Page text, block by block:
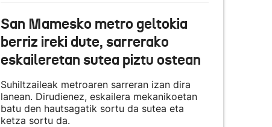
San Mamesko metro geltokia
berriz ireki dute, sarrerako
eskaileretan sutea piztu ostean
Suhiltzaileak metroaren sarreran izan dira
lanean. Dirudienez, eskailera mekanikoetan
batu den hautsagatik sortu da sutea eta
ketza sortu da.